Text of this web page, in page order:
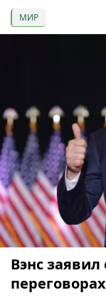
МИР
Вэнс